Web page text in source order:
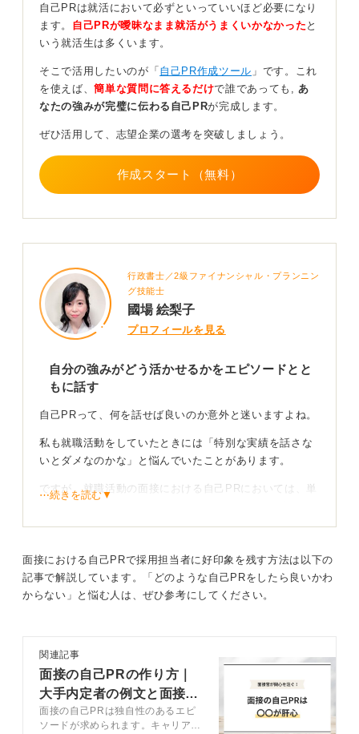
体的に理解しやすいです。
構成を意識して相手に響くアピールをしよう
たくさんの強みを自己PRで伝えられても、何が強みか反
対に聞いていてわからなくなることもあります。また、
に、伝えたい強みを一つに絞って伝えていくことが大切
です。
て強みを伝える→強みをどのように活かせるか」です。
この順でまとめると、相手に伝わりやすいばかりか、自
分でも話しやすくなりますよ。
自己PRは就活において必ずといっていいほど必要になり
ます。 自己PRが曖昧なまま就活がうまくいかなかった と
いう就活生は多くいます。
そこで活用したいのが「 自己PR作成ツール 」です。これ
を使えば、簡単な質問に答えるだけで誰であっても, あ
なたの強みが完璧に伝わる自己PRが完成します。
ぜひ活用して、志望企業の選考を突破しましょう。
作成スタート（無料）
行政書士／2級ファイナンシャル・プランニン
グ技能士
國場 絵梨子
プロフィールを見る
自分の強みがどう活かせるかをエピソードとと
もに話す
自己PRって、何を話せば良いのか意外と迷いますよね。
私も就職活動をしていたときには「特別な実績を話さな
いとダメなのかな」と悩んでいたことがあります。
ですが、就職活動の面接における自己PRにおいては、単
志望企業や職種が求めている人物像や、能力（主体性、
協調性、課題解決力など）をあらかじめ調べたうえで整
理し、それにあてはまる強みを選びましょう。そして、
客観的な分析を通して自社で働く姿をイメージして
もらおう
エピソードは、必ずしも目立った成功体験である必要は
⋯続きを読む▼
面接における自己PRで採用担当者に好印象を残す方法は以下の
記事で解説しています。「どのような自己PRをしたら良いかわ
からない」と悩む人は、ぜひ参考にしてください。
関連記事
面接の自己PRの作り方｜
大手内定者の例文と面接官
の評価基準も公開
面接の自己PRは独自性のあるエピ
ソードが求められます。キャリアコ